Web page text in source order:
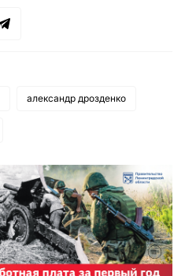
александр дрозденко